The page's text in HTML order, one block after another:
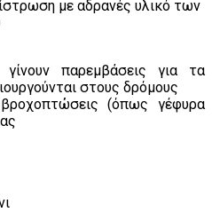
με αδρανές υλικό των
παρεμβάσεις για τα
στους δρόμους
(όπως γέφυρα